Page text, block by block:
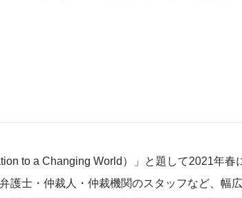
to a Changing World ）」と題して2021年春
護士・仲裁人・仲裁機関のスタッフなど、幅